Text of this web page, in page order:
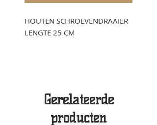
HOUTEN SCHROEVENDRAAIER
LENGTE 25 CM
Gerelateerde
producten